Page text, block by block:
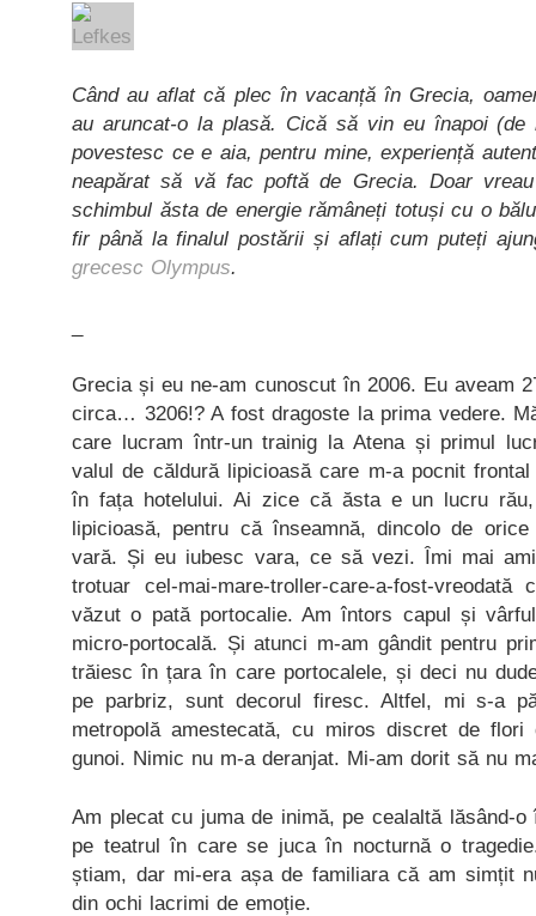
Când au aflat că plec în vacanță în Grecia,
au aruncat-o la plasă. Cică să vin eu înapoi
povestesc ce e aia, pentru mine, experiență
neapărat să vă fac poftă de Grecia. Doar
schimbul ăsta de energie rămâneți totuși cu o
fir până la finalul postării și aflați cum puteți
grecesc Olympus.
Grecia și eu ne-am cunoscut în 2006. Eu aveam
circa… 3206!? A fost dragoste la prima vedere.
care lucram într-un trainig la Atena și primul
valul de căldură lipicioasă care m-a pocnit
în fața hotelului. Ai zice că ăsta e un lucru
lipicioasă, pentru că înseamnă, dincolo de
vară. Și eu iubesc vara, ce să vezi. Îmi mai
trotuar cel-mai-mare-troller-care-a-fost-
văzut o pată portocalie. Am întors capul și
micro-portocală. Și atunci m-am gândit pentru
trăiesc în țara în care portocalele, și deci nu
pe parbriz, sunt decorul firesc. Altfel, mi s-a
metropolă amestecată, cu miros discret de
gunoi. Nimic nu m-a deranjat. Mi-am dorit să nu
Am plecat cu juma de inimă, pe cealaltă lăsând-
pe teatrul în care se juca în nocturnă o
știam, dar mi-era așa de familiara că am simțit
din ochi lacrimi de emoție.